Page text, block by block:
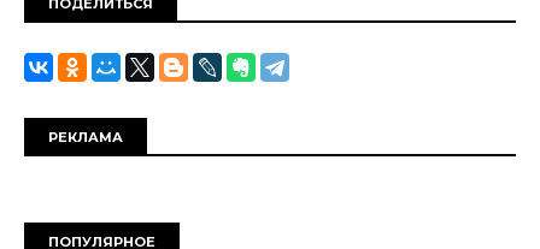
ПОДЕЛИТЬСЯ
РЕКЛАМА
ПОПУЛЯРНОЕ